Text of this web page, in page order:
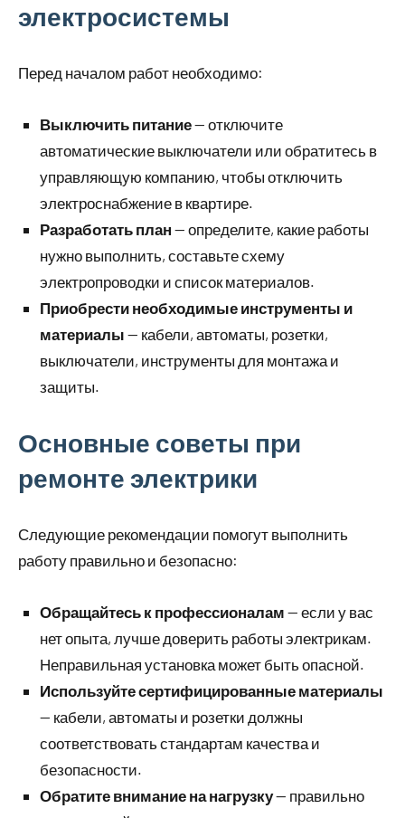
электросистемы
Перед началом работ необходимо:
Выключить питание— отключите
автоматические выключатели или обратитесь в
управляющую компанию, чтобы отключить
электроснабжение в квартире.
Разработать план — определите, какие работы
нужно выполнить, составьте схему
электропроводки и список материалов.
Приобрести необходимые инструменты и
материалы — кабели, автоматы, розетки,
выключатели, инструменты для монтажа и
защиты.
Основные советы при
ремонте электрики
Следующие рекомендации помогут выполнить
работу правильно и безопасно:
Обращайтесь к профессионалам — если у вас
нет опыта, лучше доверить работы электрикам.
Неправильная установка может быть опасной.
Используйте сертифицированные материалы
— кабели, автоматы и розетки должны
соответствовать стандартам качества и
безопасности.
Обратите внимание на нагрузку— правильно